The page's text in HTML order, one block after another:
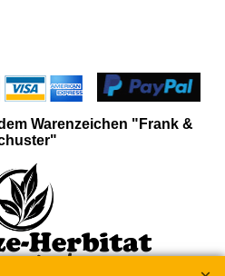
Warenzeichen "Frank &